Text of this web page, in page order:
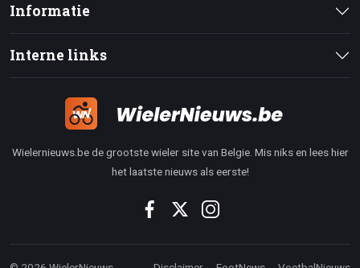
Informatie
Interne links
Wielernieuws.be de grootste wieler site van Belgie. Mis niks en lees hier
het laatste nieuws als eerste!